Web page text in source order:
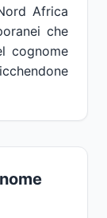
Africa
che
cognome